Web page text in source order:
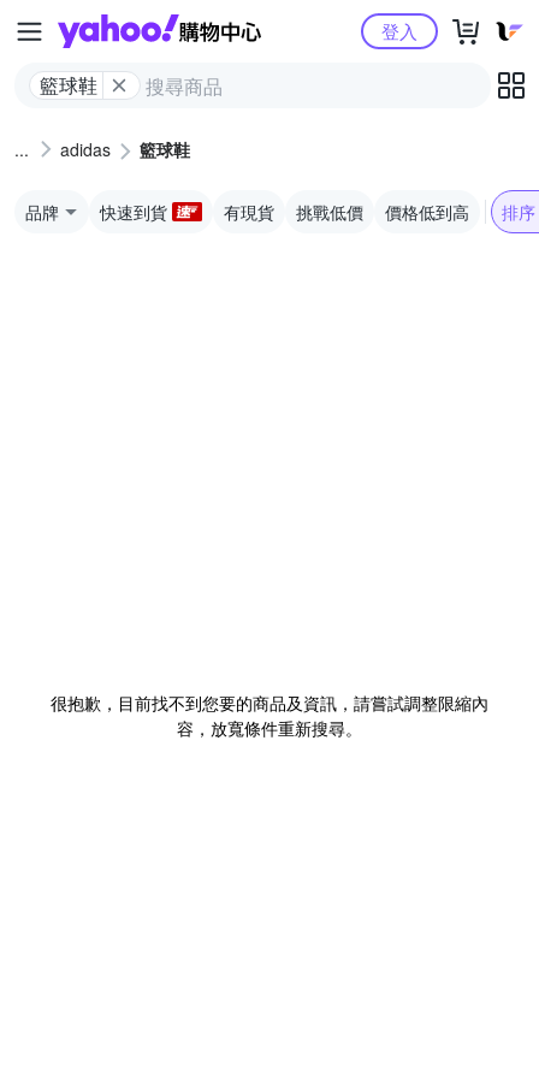
Yahoo購物中心
籃球鞋
登入
adidas 籃球鞋
品牌 快速到貨 有現貨 挑戰低價 價格低到高 排序
很抱歉，目前找不到您要的商品及資訊，請嘗試調整限縮內
容，放寬條件重新搜尋。